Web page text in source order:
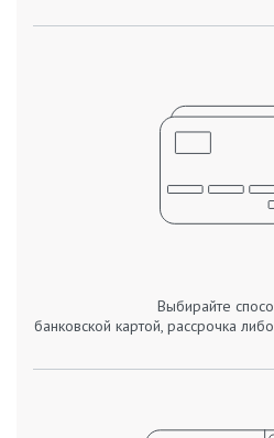
Выбирайте
банковской картой, рассрочка